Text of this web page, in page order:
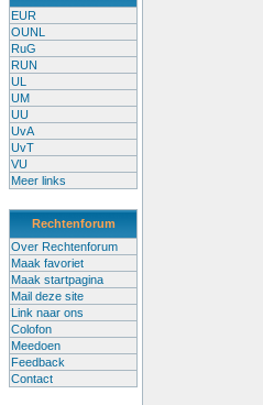
EUR
OUNL
RuG
RUN
UL
UM
UU
UvA
UvT
VU
Meer links
Rechtenforum
Over Rechtenforum
Maak favoriet
Maak startpagina
Mail deze site
Link naar ons
Colofon
Meedoen
Feedback
Contact